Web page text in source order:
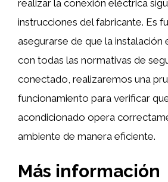
realizar la conexión eléctrica
instrucciones del fabricante. Es
asegurarse de que la instalación
con todas las normativas de
conectado, realizaremos una
funcionamiento para verificar
acondicionado opera
ambiente de manera eficiente.
Más información